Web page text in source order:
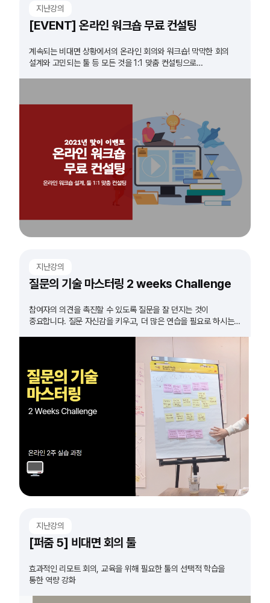
지난강의
[EVENT] 온라인 워크숍 무료 컨설팅
계속되는 비대면 상황에서의 온라인 회의와 워크숍! 막막한 회의
설계와 고민되는 툴 등 모든 것을 1:1 맞춤 컨설팅으로
지난강의
질문의 기술 마스터링 2 weeks Challenge
참여자의 의견을 촉진할 수 있도록 질문을 잘 던지는 것이
중요합니다. 질문 자신감을 키우고, 더 많은 연습을 필요로 하시는
지난강의
[퍼줌 5] 비대면 회의 툴
효과적인 리모트 회의, 교육을 위해 필요한 툴의 선택적 학습을
통한 역량 강화